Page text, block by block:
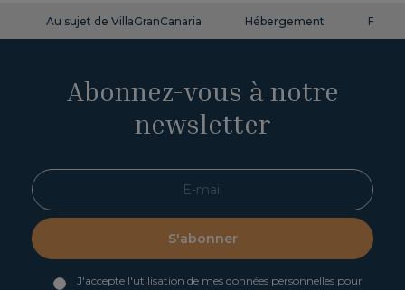
Au sujet de VillaGranCanaria Hébergement FAQ
Abonnez-vous à notre
newsletter
S'abonner
J'accepte l'utilisation de mes données personnelles pour